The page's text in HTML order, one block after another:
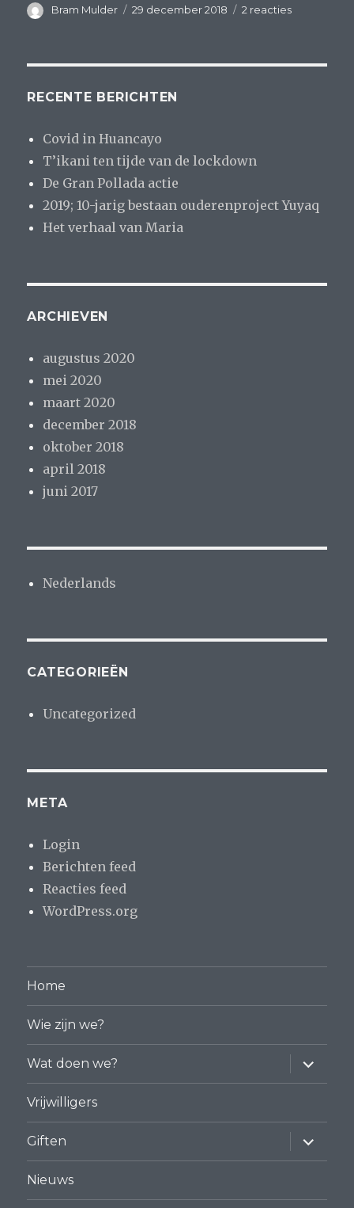
Auteur
Bram Mulder
Geplaatst
29 december 2018 2 reactiesop
RECENTE BERICHTEN
Covid in Huancayo
T’ikani ten tijde van de lockdown
De Gran Pollada actie
2019; 10-jarig bestaan ouderenproject Yuyaq
Het verhaal van Maria
ARCHIEVEN
augustus 2020
mei 2020
maart 2020
december 2018
oktober 2018
april 2018
juni 2017
Nederlands
CATEGORIEËN
Uncategorized
META
Login
Berichten feed
Reacties feed
WordPress.org
Home
Wie zijn we?
Wat doen we?
vouw
sub-
menu
Vrijwilligers
Giften
vouw
sub-
menu
Nieuws